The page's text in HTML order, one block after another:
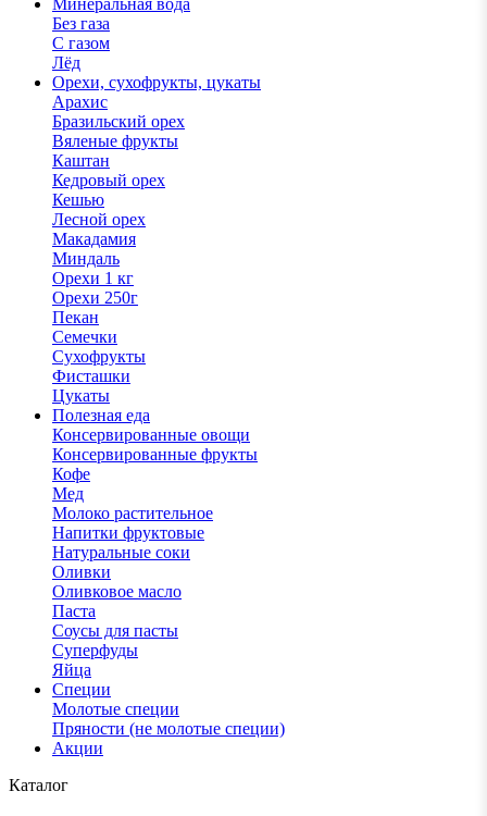
Минеральная вода
Без газа
С газом
Лёд
Орехи, сухофрукты, цукаты
Арахис
Бразильский орех
Вяленые фрукты
Каштан
Кедровый орех
Кешью
Лесной орех
Макадамия
Миндаль
Орехи 1 кг
Орехи 250г
Пекан
Семечки
Сухофрукты
Фисташки
Цукаты
Полезная еда
Консервированные овощи
Консервированные фрукты
Кофе
Мед
Молоко растительное
Напитки фруктовые
Натуральные соки
Оливки
Оливковое масло
Паста
Соусы для пасты
Суперфуды
Яйца
Специи
Молотые специи
Пряности (не молотые специи)
Акции
Каталог